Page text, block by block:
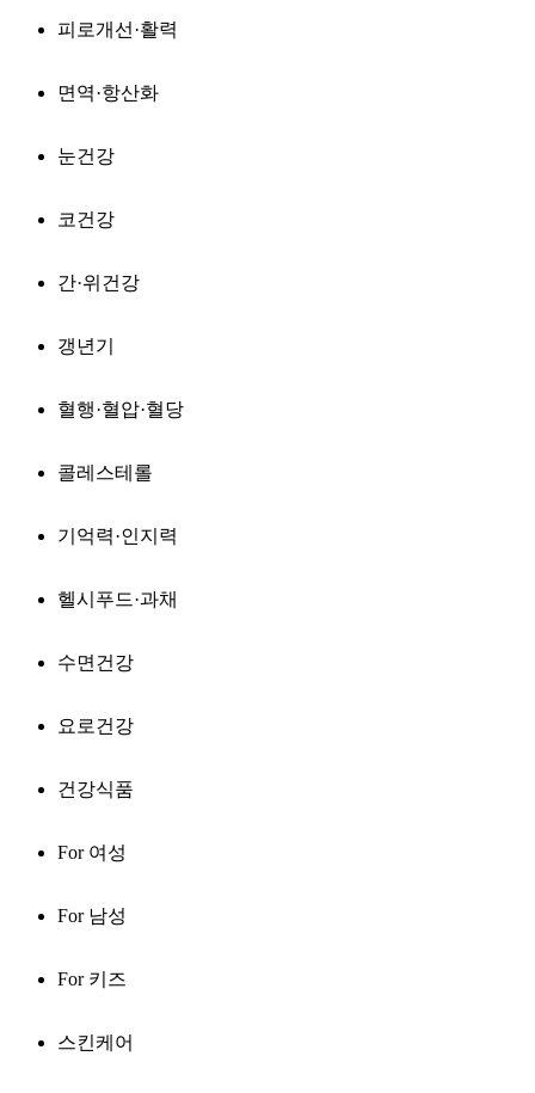
피로개선·활력
면역·항산화
눈건강
코건강
간·위건강
갱년기
혈행·혈압·혈당
콜레스테롤
기억력·인지력
헬시푸드·과채
수면건강
요로건강
건강식품
For 여성
For 남성
For 키즈
스킨케어